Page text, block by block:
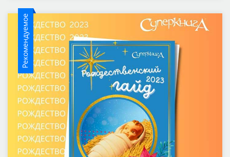
Рекомендуемое